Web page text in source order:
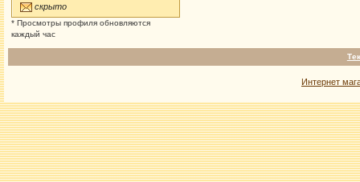
скрыто
* Просмотры профиля обновляются
каждый час
Интернет